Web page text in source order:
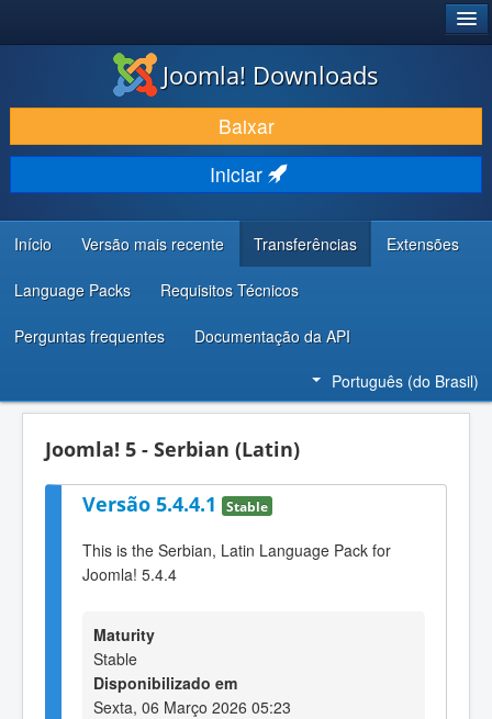
BAIXAR E APRIMORAR
DESCUBRA & APRENDA
COMUNIDADE & SUPORTE
RECURSOS PARA DESENVOLVEDORES
Joomla! Downloads
Baixar
Iniciar
Início Versão mais recente Transferências Extensões
Language Packs Requisitos Técnicos
Perguntas frequentes Documentação da API
Português (do Brasil)
Joomla! 5 - Serbian (Latin)
Versão 5.4.4.1 Stable
This is the Serbian, Latin Language Pack for
Joomla! 5.4.4
Maturity
Stable
Disponibilizado em
Sexta, 06 Março 2026 05:23